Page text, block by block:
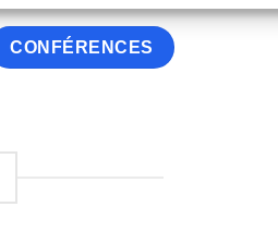
CONFÉRENCES